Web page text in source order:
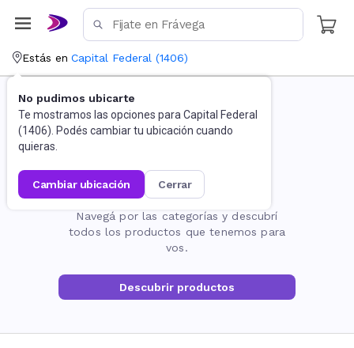
Estás en Capital Federal (1406)
No pudimos ubicarte
Te mostramos las opciones para Capital Federal
(1406). Podés cambiar tu ubicación cuando
quieras.
cambiar ubicación cerrar
La página no existe
Navegá por las categorías y descubrí
todos los productos que tenemos para
vos.
Descubrir productos